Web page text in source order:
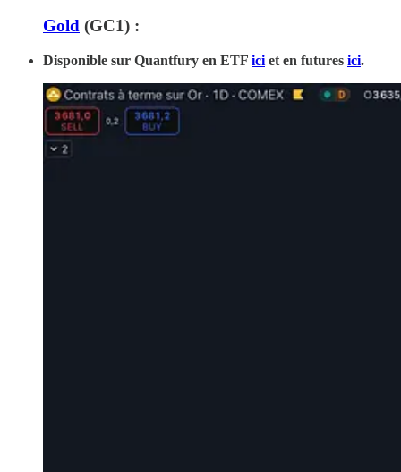
Gold (GC1) :
Disponible sur Quantfury en ETF ici et en futures ici.